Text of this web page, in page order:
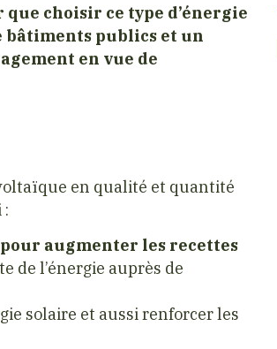
choisir ce type d’énergie
publics et un
en vue de
en qualité et quantité
augmenter les recettes
de l’énergie auprès de
solaire et aussi renforcer les